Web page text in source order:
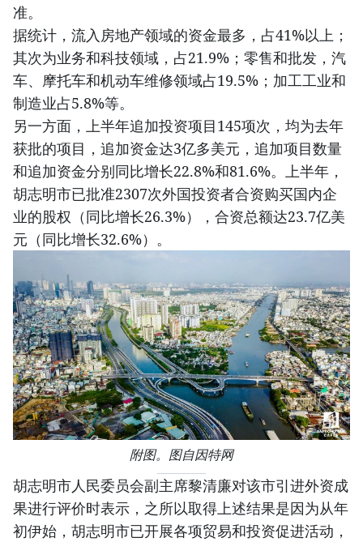
准。
据统计，流入房地产领域的资金最多，占41%以上；
其次为业务和科技领域，占21.9%；零售和批发，汽
车、摩托车和机动车维修领域占19.5%；加工工业和
制造业占5.8%等。
另一方面，上半年追加投资项目145项次，均为去年
获批的项目，追加资金达3亿多美元，追加项目数量
和追加资金分别同比增长22.8%和81.6%。上半年，
胡志明市已批准2307次外国投资者合资购买国内企
业的股权（同比增长26.3%），合资总额达23.7亿美
元（同比增长32.6%）。
附图。图自因特网
胡志明市人民委员会副主席黎清廉对该市引进外资成
果进行评价时表示，之所以取得上述结果是因为从年
初伊始，胡志明市已开展各项贸易和投资促进活动，